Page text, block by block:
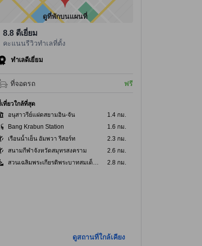
ดูที่พักบนแผนที่
8.8 ดีเยี่ยม
คะแนนรีวิวทำเลที่ตั้ง
ทำเลดีเยี่ยม
ที่จอดรถ ฟรี
ที่ยวใกล้ที่สุด
อนุสาวรีย์แฝดสยามอิน-จัน
1.4 กม.
Bang Krabun Station
1.6 กม.
เรือนน้ำเย็น อัมพวา รีสอร์ท
2.3 กม.
สนามกีฬาจังหวัดสมุทรสงคราม
2.6 กม.
สวนเฉลิมพระเกียรติพระบาทสมเด็จพระเจ้าอยู่หัว
2.8 กม.
ดูสถานที่ใกล้เคียง